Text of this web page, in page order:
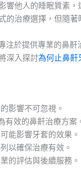
響他人的睡眠質素
的治療選擇，但隨
注於提供專業的鼻
深入探討為何止鼻鼾
影響不可忽視。
有效的鼻鼾治療方案
能影響牙套的效果。
以確保治療有效。
的評估與後續服務。